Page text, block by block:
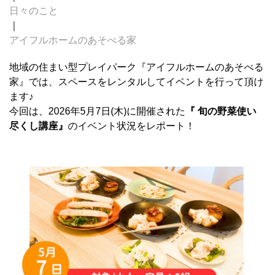
日々のこと
アイフルホームのあそべる家
地域の住まい型プレイパーク『アイフルホームのあそべる
家』では、スペースをレンタルしてイベントを行って頂け
ます♪
今回は、2026年5月7日(木)に開催された
『 旬の野菜使い
尽くし講座』 のイベント状況をレポート！